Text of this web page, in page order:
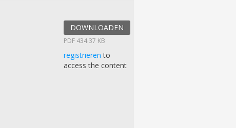
DOWNLOADEN
PDF 434.37 KB
registrierento
access the content